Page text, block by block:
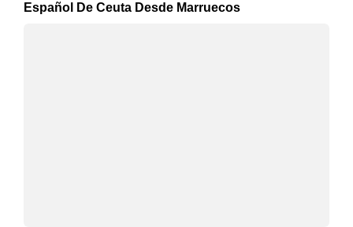
Español De Ceuta Desde Marruecos